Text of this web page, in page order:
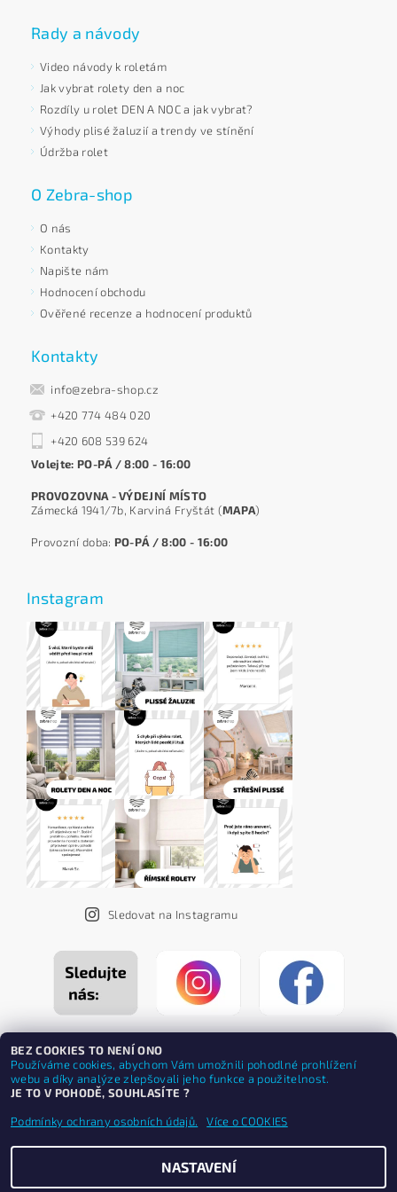
Rady a návody
Video návody k roletám
Jak vybrat rolety den a noc
Rozdíly u rolet DEN A NOC a jak vybrat?
Výhody plisé žaluzií a trendy ve stínění
Údržba rolet
O Zebra-shop
O nás
Kontakty
Napište nám
Hodnocení obchodu
Ověřené recenze a hodnocení produktů
Kontakty
info@zebra-shop.cz
+420 774 484 020
+420 608 539 624
Volejte: PO-PÁ / 8:00 - 16:00
PROVOZOVNA - VÝDEJNÍ MÍSTO
Zámecká 1941/7b, Karviná Fryštát (MAPA)
Provozní doba: PO-PÁ / 8:00 - 16:00
Instagram
Sledovat na Instagramu
BEZ COOKIES TO NENÍ ONO
Používáme cookies, abychom Vám umožnili pohodlné prohlížení
webu a díky analýze zlepšovali jeho funkce a použitelnost.
JE TO V POHODĚ, SOUHLASÍTE ?
Podmínky ochrany osobních údajů.
Více o COOKIES
NASTAVENÍ